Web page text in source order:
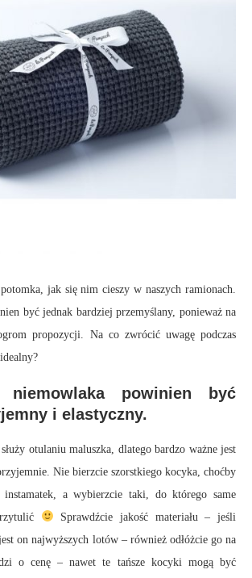
jak się nim cieszy w naszych ramionach.
być jednak bardziej przemyślany, ponieważ na
propozycji. Na co zwrócić uwagę podczas
powinien być
i elastyczny.
otulaniu maluszka, dlatego bardzo ważne jest
Nie bierzcie szorstkiego kocyka, choćby
a wybierzcie taki, do którego same
Sprawdźcie jakość materiału – jeśli
on najwyższych lotów – również odłóżcie go na
o cenę – nawet te tańsze kocyki mogą być